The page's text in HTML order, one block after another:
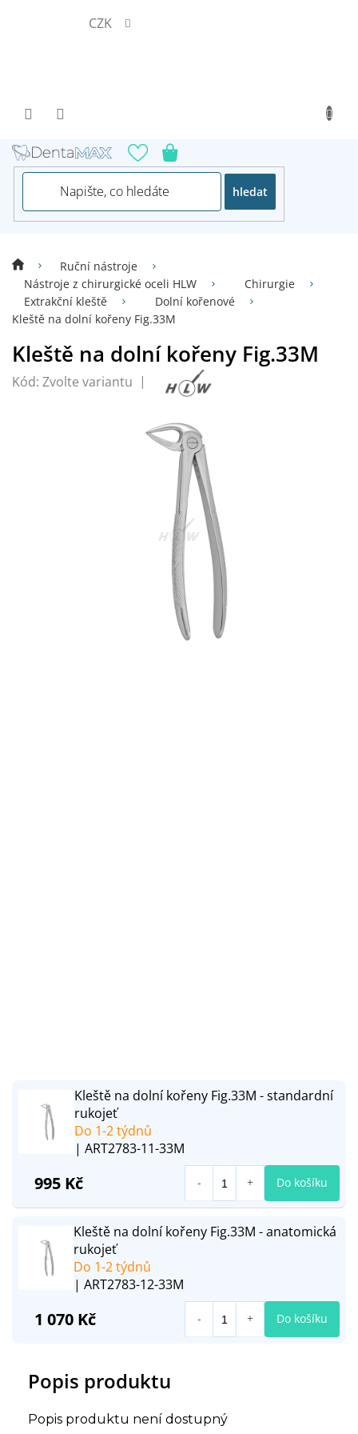
CZK
hledat
Ruční nástroje
Nástroje z chirurgické oceli HLW
Chirurgie
Extrakční kleště
Dolní kořenové
Kleště na dolní kořeny Fig.33M
Kleště na dolní kořeny Fig.33M
Kód: Zvolte variantu
Popis produktu
Popis produktu není dostupný
Kleště na dolní kořeny Fig.33M - standardní
rukojeť
Do 1-2 týdnů
| ART2783-11-33M
995 Kč Do košíku
Kleště na dolní kořeny Fig.33M - anatomická
rukojeť
Do 1-2 týdnů
| ART2783-12-33M
1 070 Kč Do košíku